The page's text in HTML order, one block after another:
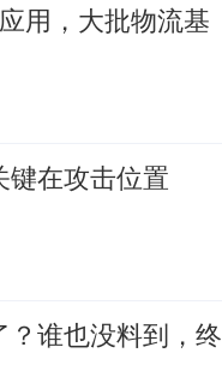
用，大批物流基
键在攻击位置
谁也没料到，终